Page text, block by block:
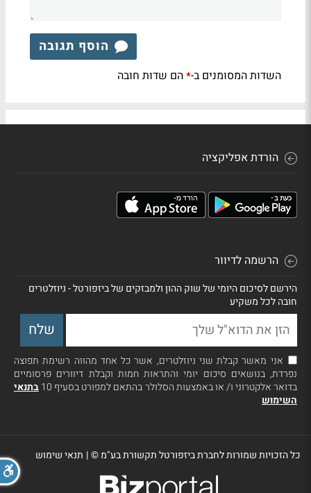
הוסף תגובה
השדות המסומנים ב-*הם שדות חובה
הורדת אפליקציה
הרשמה לדיוור
הירשם לסיכום היומי של שוק ההון ולמבזקים של ביזפורטל - ניוזלטרים
חובה לכל משקיע
אני מאשר קבלת שני ניוזלטרים, אשר כל אחד מהווה רשימת תפוצה
נפרדת, בנושאים סיכום יומי והתראות חמות וקבלת דיוורים פרסומיים
בדואר אלקטרוני ו/ או באמצעות הסלולר בהתאם למפורט בסעיף 10
בתנאי
השימוש
כל הזכויות שמורות לחברת ביזפורטל תקשורת בע"מ ©| תנאי שימוש